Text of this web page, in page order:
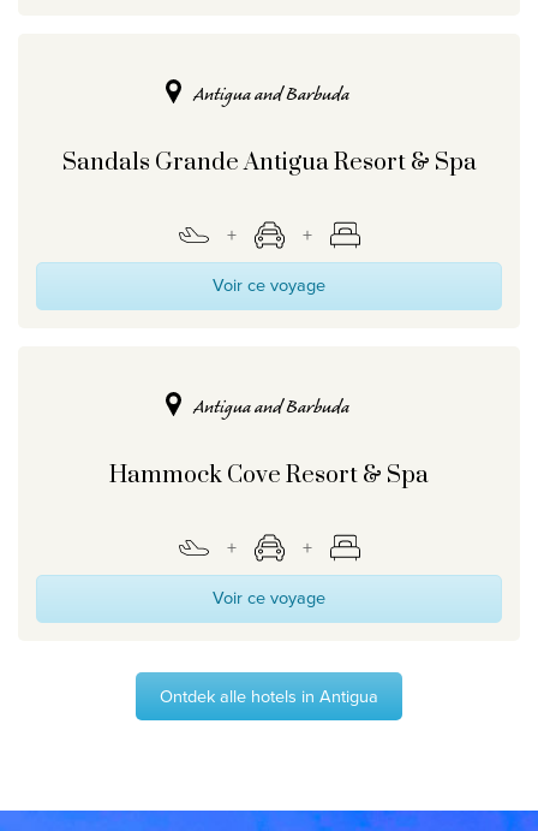
Antigua and Barbuda
Sandals Grande Antigua Resort & Spa
Voir ce voyage
Antigua and Barbuda
Hammock Cove Resort & Spa
Voir ce voyage
Ontdek alle hotels in Antigua